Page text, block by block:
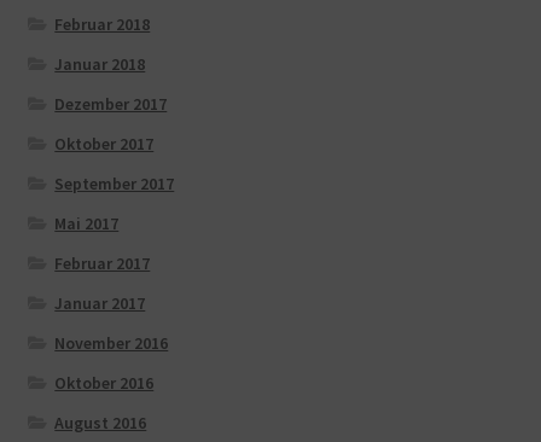
Februar 2018
Januar 2018
Dezember 2017
Oktober 2017
September 2017
Mai 2017
Februar 2017
Januar 2017
November 2016
Oktober 2016
August 2016